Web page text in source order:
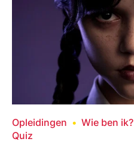
Opleidingen Wie ben ik?
Quiz